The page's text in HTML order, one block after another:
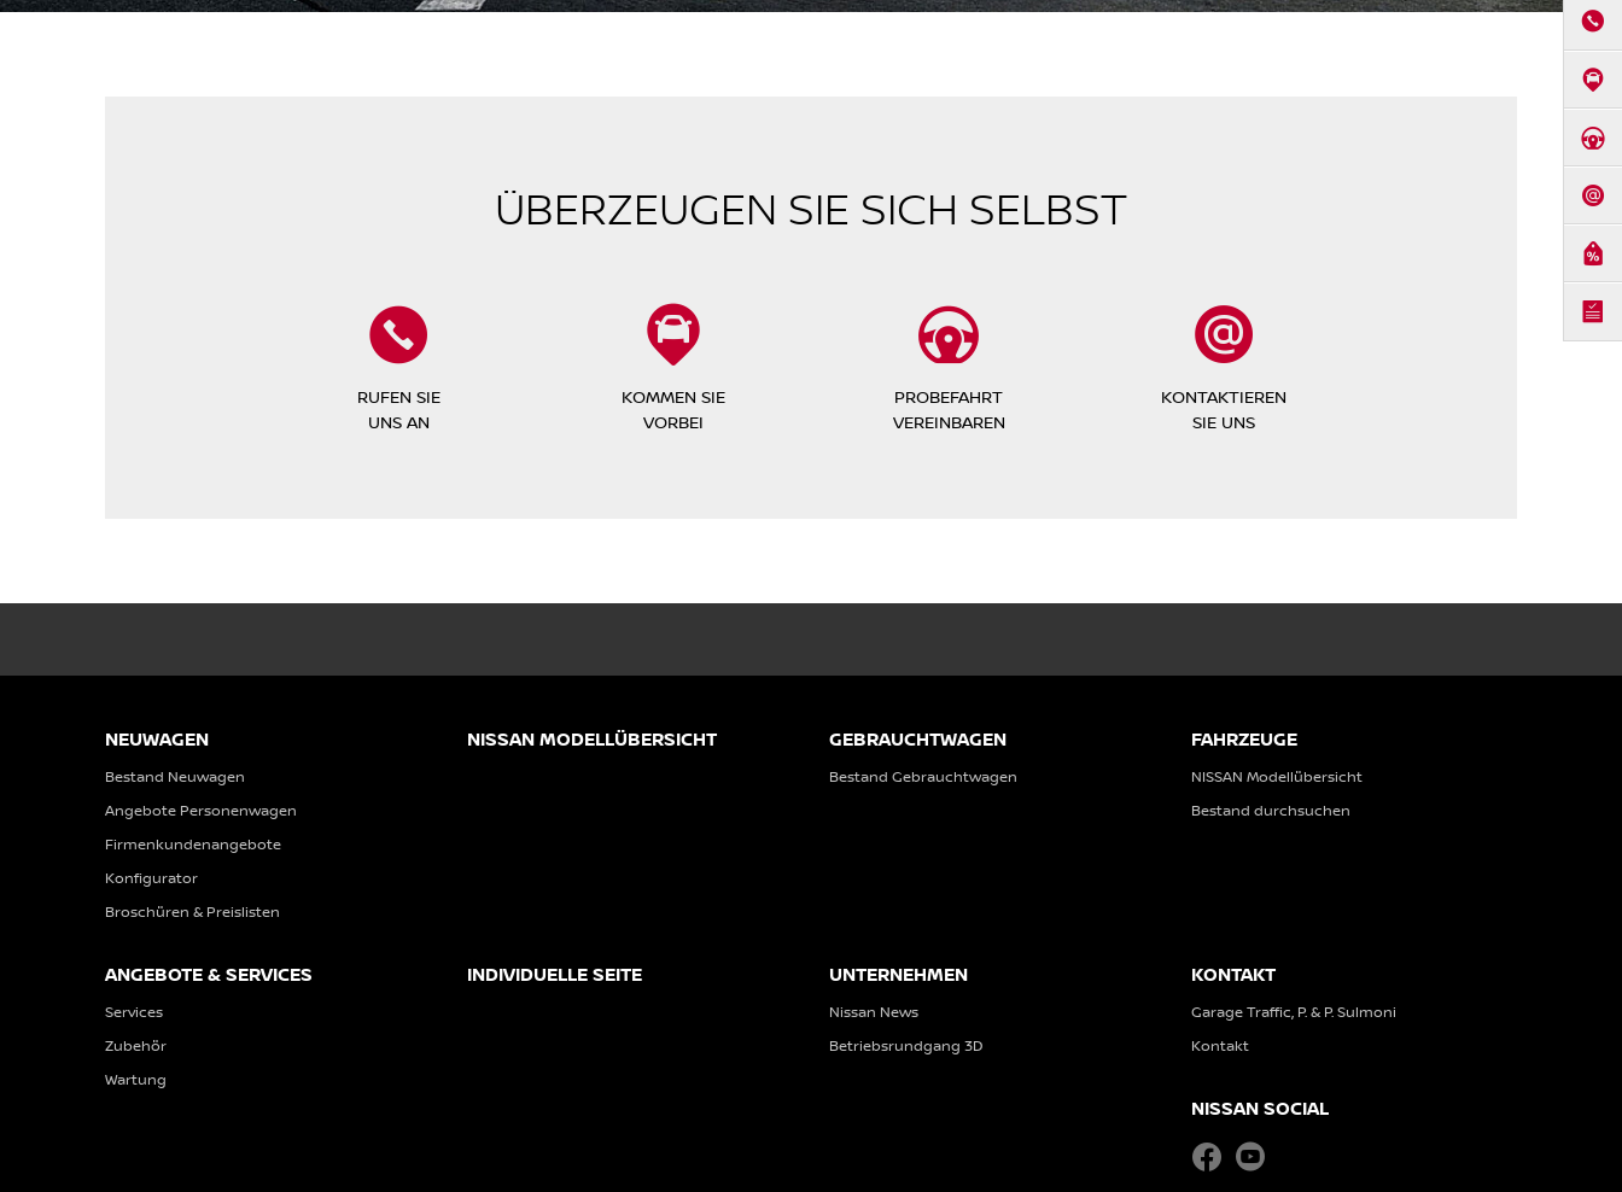
ÜBERZEUGEN SIE SICH SELBST
RUFEN SIE
UNS AN
KOMMEN SIE
VORBEI
PROBEFAHRT
VEREINBAREN
KONTAKTIEREN
SIE UNS
NEUWAGEN
Bestand Neuwagen
Angebote Personenwagen
Firmenkundenangebote
Konfigurator
Broschüren & Preislisten
NISSAN MODELLÜBERSICHT GEBRAUCHTWAGEN
Bestand Gebrauchtwagen
FAHRZEUGE
NISSAN Modellübersicht
Bestand durchsuchen
ANGEBOTE & SERVICES
Services
Zubehör
Wartung
INDIVIDUELLE SEITE UNTERNEHMEN
Nissan News
Betriebsrundgang 3D
KONTAKT
Garage Traffic, P. & P. Sulmoni
Kontakt
NISSAN SOCIAL